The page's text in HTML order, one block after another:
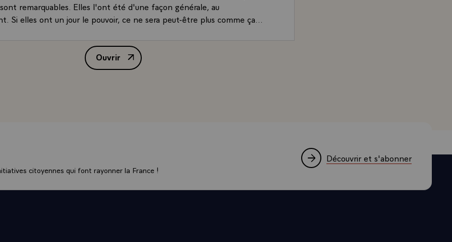
remarquables. Elles l'ont été d'une façon générale, au
Si elles ont un jour le pouvoir, ce ne sera peut-être plus comme ça...
Elles feront travailler les hommes !
Ce n'est pas pour "Marie-Claire" cette réflexion là !
même si elle avait été, comme vous dites, moins jolie. Cela n'aurait pas
J'avais confiance en elle pour d'autres qualités, assez rares.
Ouvrir
Interview de M. François Mitterrand, Président de la République, accordée au
citoyennes qui font rayonner la France !
Découvrir et s'abonner